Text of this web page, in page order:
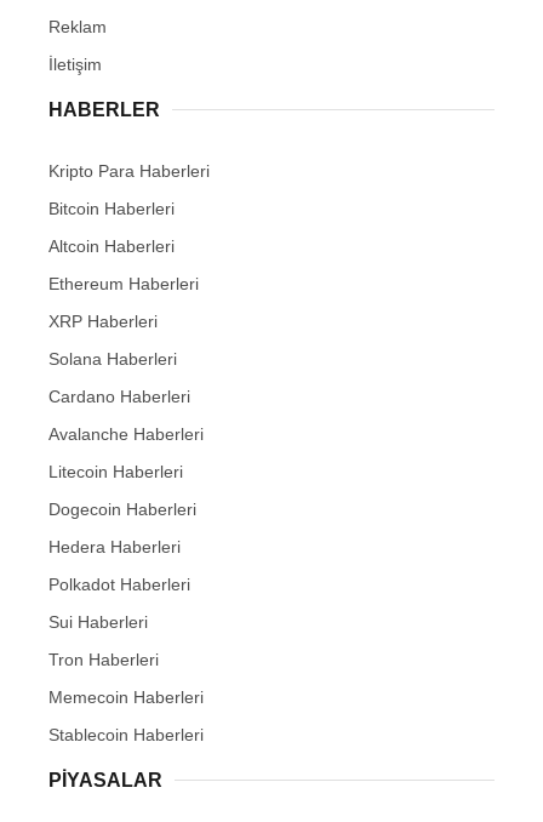
Reklam
İletişim
HABERLER
Kripto Para Haberleri
Bitcoin Haberleri
Altcoin Haberleri
Ethereum Haberleri
XRP Haberleri
Solana Haberleri
Cardano Haberleri
Avalanche Haberleri
Litecoin Haberleri
Dogecoin Haberleri
Hedera Haberleri
Polkadot Haberleri
Sui Haberleri
Tron Haberleri
Memecoin Haberleri
Stablecoin Haberleri
PIYASALAR